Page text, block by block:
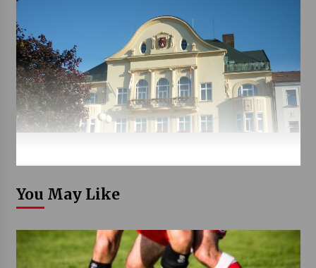
You May Like